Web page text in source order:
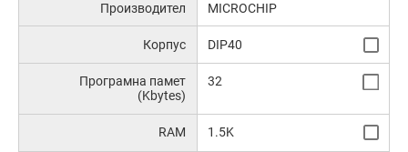
Производител MICROCHIP
Корпус DIP40
Програмна памет
(Kbytes)
32
RAM 1.5K